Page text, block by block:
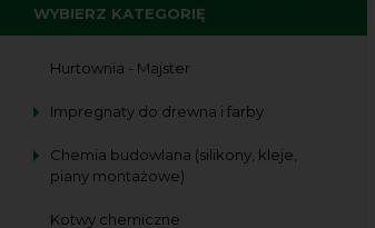
WYBIERZ KATEGORIĘ
Hurtownia - Majster
Impregnaty do drewna i farby
Chemia budowlana (silikony, kleje,
piany montażowe)
Kotwy chemiczne